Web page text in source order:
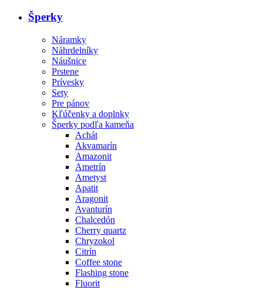
Šperky
Náramky
Náhrdelníky
Náušnice
Prstene
Prívesky
Sety
Pre pánov
Kľúčenky a doplnky
Šperky podľa kameňa
Achát
Akvamarín
Amazonit
Ametrín
Ametyst
Apatit
Aragonit
Avanturín
Chalcedón
Cherry quartz
Chryzokol
Citrín
Coffee stone
Flashing stone
Fluorit